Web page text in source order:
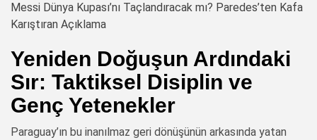
Messi Dünya Kupası’nı Taçlandıracak mı? Paredes’ten Kafa
Karıştıran Açıklama
Yeniden Doğuşun Ardındaki
Sır: Taktiksel Disiplin ve
Genç Yetenekler
Paraguay’ın bu inanılmaz geri dönüşünün arkasında yatan